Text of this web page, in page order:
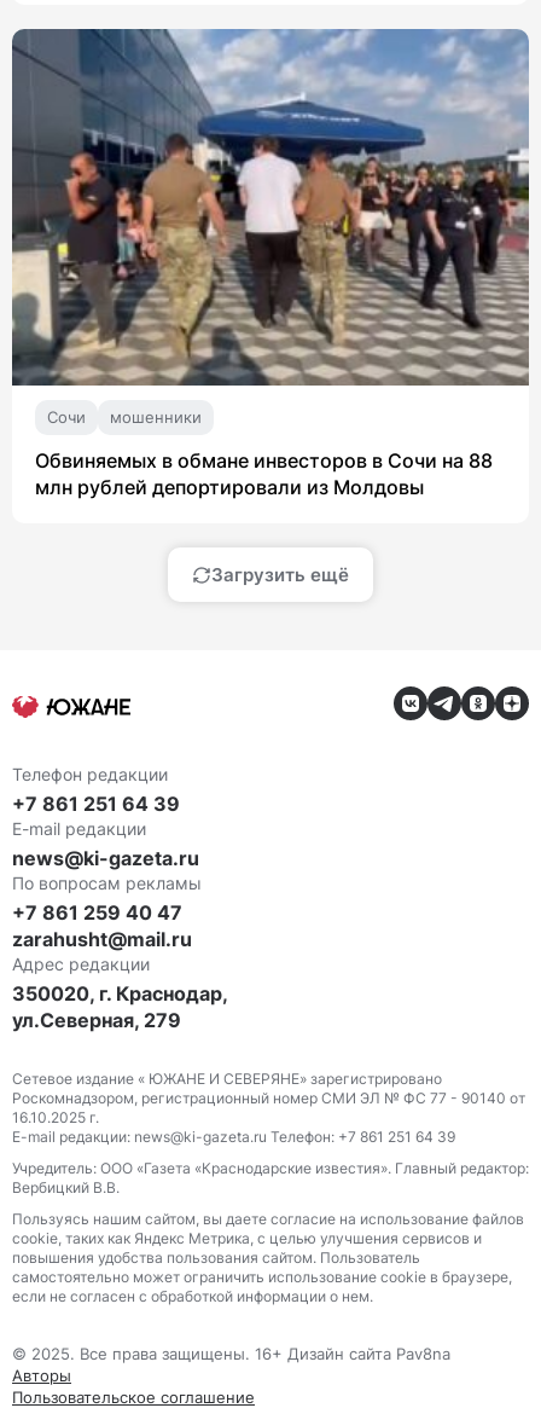
Сочи мошенники
Обвиняемых в обмане инвесторов в Сочи на 88
млн рублей депортировали из Молдовы
Загрузить ещё
Телефон редакции
+7 861 251 64 39
E-mail редакции
news@ki-gazeta.ru
По вопросам рекламы
+7 861 259 40 47
zarahusht@mail.ru
Адрес редакции
350020, г. Краснодар,
ул.Северная, 279
Сетевое издание « ЮЖАНЕ И СЕВЕРЯНЕ» зарегистрировано
Роскомнадзором, регистрационный номер СМИ ЭЛ № ФС 77 - 90140 от
16.10.2025 г.
E-mail редакции: news@ki-gazeta.ru Телефон: +7 861 251 64 39
Учредитель: ООО «Газета «Краснодарские известия». Главный редактор:
Вербицкий В.В.
Пользуясь нашим сайтом, вы даете согласие на использование файлов
сооkіе, таких как Яндекс Метрика, с целью улучшения сервисов и
повышения удобства пользования сайтом. Пользователь
самостоятельно может ограничить использование сооkіе в браузере,
если не согласен с обработкой информации о нем.
© 2025. Все права защищены. 16+ Дизайн сайта Pav8na
Авторы
Пользовательское соглашение